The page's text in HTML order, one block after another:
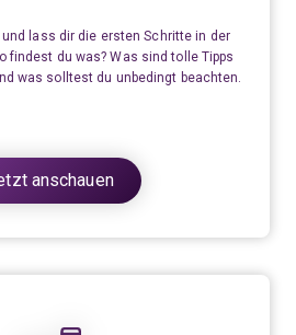
und lass dir die ersten Schritte in der
findest du was? Was sind tolle Tipps
was solltest du unbedingt beachten.
anschauen